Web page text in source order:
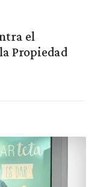
el
Propiedad